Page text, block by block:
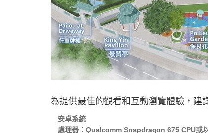
為提供最佳的觀看和互動瀏覽體驗，建
安卓系統
處理器：Qualcomm Snapdragon 675 CPU或